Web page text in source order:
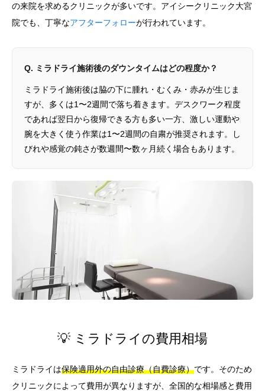
の来院を求めるクリニックが多いです。アイシークリニック大宮
院でも、丁寧なアフターフォローが行われています。
Q. ミラドライ施術後のダウンタイムはどの程度か？
ミラドライ施術後は脇の下に腫れ・むくみ・赤みが生じま
すが、多くは1〜2週間で落ち着きます。デスクワーク程度
であれば翌日から復帰できる方も多い一方、激しい運動や
腕を大きく使う作業は1〜2週間の自粛が推奨されます。し
びれや感覚の鈍さが数週間〜数ヶ月続く場合もあります。
💡 ミラドライの費用相場
ミラドライは保険適用外の自由診療（自費診療）です。そのため
クリニックによって費用が異なりますが、全国的な相場感と費用